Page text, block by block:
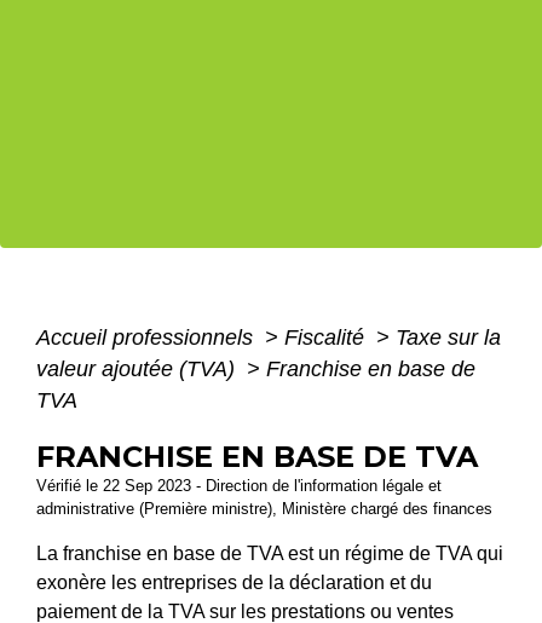
Accueil professionnels > Fiscalité > Taxe sur la
valeur ajoutée (TVA) > Franchise en base de
TVA
FRANCHISE EN BASE DE TVA
Vérifié le 22 Sep 2023 - Direction de l'information légale et
administrative (Première ministre), Ministère chargé des finances
La franchise en base de TVA est un régime de TVA qui
exonère les entreprises de la déclaration et du
paiement de la TVA sur les prestations ou ventes